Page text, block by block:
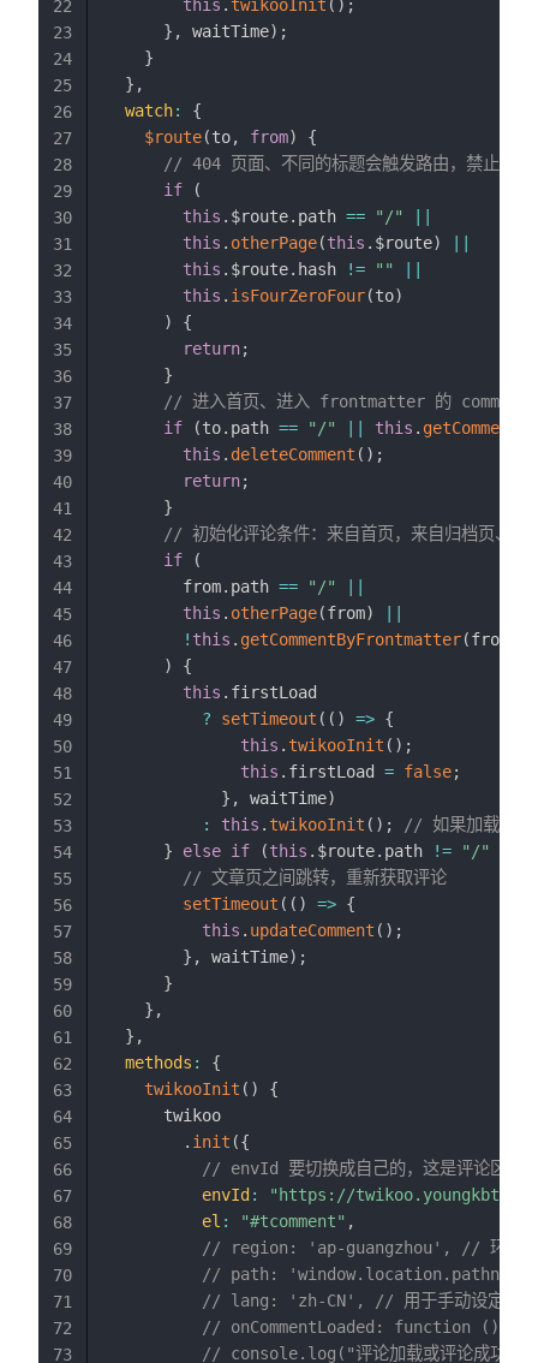
this . twikooInit ( ) ;
} , waitTime) ;
}
} ,
watch:
{
$route(to, from)
{
// 404 页面、不同的标题会触发路由，禁止掉
if
(
this . $route. path == "/"
this . otherPage(this . $route)
this . $route. hash != ""
this . isFourZeroFour(to)
)
{
return;
}
// 进入首页、进入 frontmatter 的
if
(to. path == "/" this .
this . deleteComment ( ) ;
return;
}
// 初始化评论条件：来自首页，来自归档页
if
(
        from
. path == "/"
this . otherPage(from)
! this . getCommentByFrontmatter(from
)
{
this . firstLoad
?
setTimeout ( ( ) => {
this . twikooInit ( ) ;
this . firstLoad = false;
} , waitTime)
:
this . twikooInit ( ) ;
// 如果加载过一
}
else if (this . $route. path != "/"
// 文章页之间跳转，重新获取评论
setTimeout ( ( ) => {
this . updateComment ( ) ;
} , waitTime) ;
}
} ,
} ,
methods :
{
twikooInit ( )
{
      twikoo
. init ({
// envId 要切换成自己的，这是评论区的
envId :
"https://
el : "#tcomment" ,
// region: 'ap-guangzhou', // 环境地域
// path: 'window.location.pathname', //
// lang: 'zh-CN', // 用于手动设定评
// onCommentLoaded: function () {
// console.log("评论加载或评论成功");
22
23
24
25
26
27
28
29
30
31
32
33
34
35
36
37
38
39
40
41
42
43
44
45
46
47
48
49
50
51
52
53
54
55
56
57
58
59
60
61
62
63
64
65
66
67
68
69
70
71
72
73